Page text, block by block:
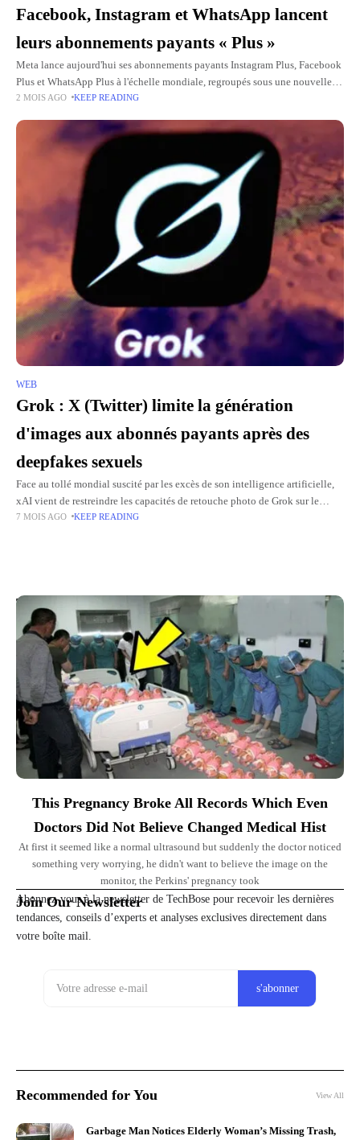
Facebook, Instagram et WhatsApp lancent
leurs abonnements payants « Plus »
Meta lance aujourd'hui ses abonnements payants Instagram Plus, Facebook
Plus et WhatsApp Plus à l'échelle mondiale, regroupés sous une nouvelle
marque commune baptisée Meta One qui centralise l'ensemble des offres
2 MOIS AGO KEEP READING
WEB
Grok : X (Twitter) limite la génération
d'images aux abonnés payants après des
deepfakes sexuels
Face au tollé mondial suscité par les excès de son intelligence artificielle,
xAI vient de restreindre les capacités de retouche photo de Grok sur le
réseau social X (ex-Twitter). Cette
7 MOIS AGO KEEP READING
Top Picks for You
This Pregnancy Broke All Records Which Even
Doctors Did Not Believe Changed Medical Hist
At first it seemed like a normal ultrasound but suddenly the doctor noticed
something very worrying, he didn't want to believe the image on the
monitor, the Perkins' pregnancy took
Join Our Newsletter
Abonnez-vous à la newsletter de TechBose pour recevoir les dernières
tendances, conseils d’experts et analyses exclusives directement dans
votre boîte mail.
Recommended for You View All
Garbage Man Notices Elderly Woman’s Missing Trash,